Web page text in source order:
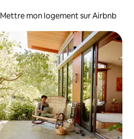
Mettre mon logement sur Airbnb